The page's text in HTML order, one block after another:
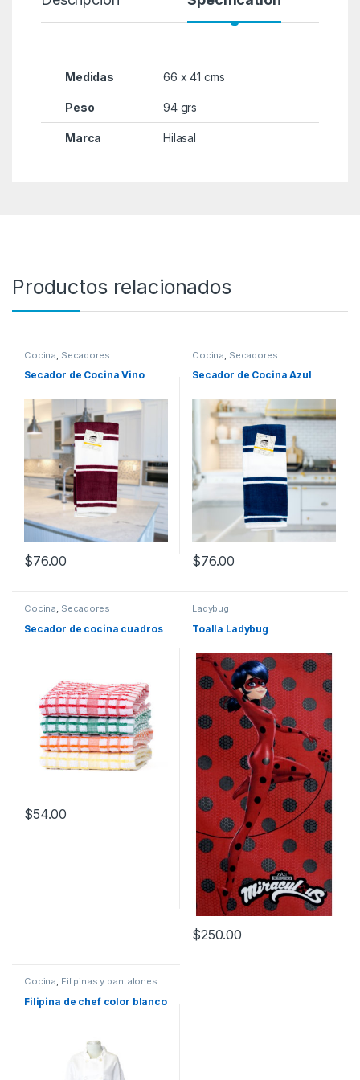
Medidas 66 x 41 cms
Peso 94 grs
Marca Hilasal
Productos relacionados
Cocina Secadores
Secador de Cocina Vino
$76.00
Cocina Secadores
Secador de Cocina Azul
$76.00
Cocina, Secadores
Secador de cocina cuadros
$54.00
Ladybug
Toalla Ladybug
$250.00
Cocina, Filipinas y pantalones
Filipina de chef color blanco